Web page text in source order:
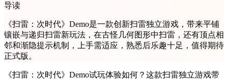
导读
《扫雷：次时代》Demo是一款创新扫雷独立游戏，带来平铺
镶嵌与递归扫雷新玩法，在古怪几何图形中扫雷，还有顶点相
邻和渐隐提示机制，上手需适应，熟悉后乐趣十足，值得期待
正式版。
《扫雷：次时代》Demo试玩体验如何？这款扫雷独立游戏带